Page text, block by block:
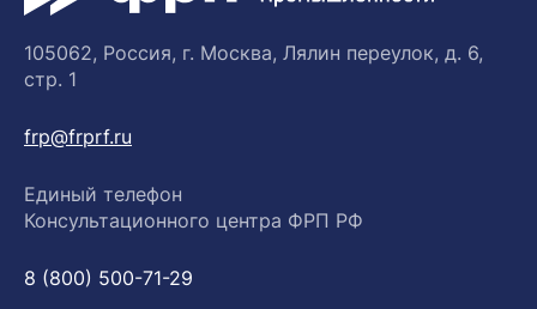
105062, Россия, г. Москва, Лялин переулок, д. 6,
стр. 1
frp@frprf.ru
Единый телефон
Консультационного центра ФРП РФ
8 (800) 500-71-29